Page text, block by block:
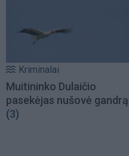
Kriminalai
Muitininko Dulaičio
pasekėjas nušovė gandrą
(3)